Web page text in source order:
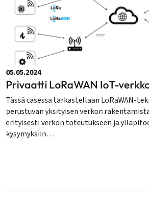
05.05.2024
Privaatti LoRaWAN IoT-
Tässä casessa tarkastellaan LoRaWAN-
perustuvan yksityisen verkon
erityisesti verkon toteutukseen ja
kysymyksiin…